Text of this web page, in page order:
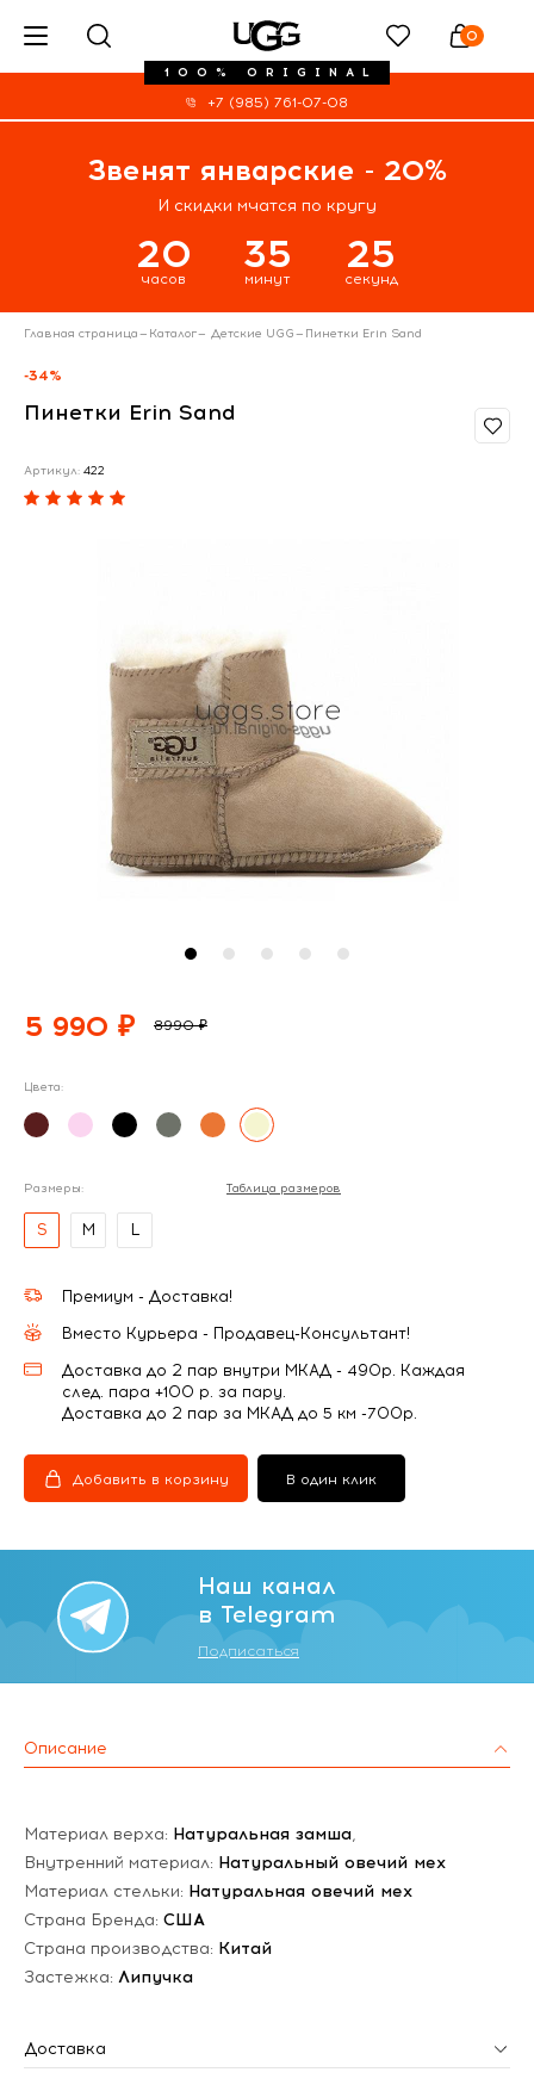
100% ORIGINAL
0
+7 (985) 761-07-08
Звенят январские - 20%
И скидки мчатся по кругу
20
часов
35
минут
24
секунд
Главная страница— Каталог— Детские UGG— Пинетки Erin Sand
-34%
Пинетки Erin Sand
Артикул: 422
5 990 ₽ 8990 ₽
Цвета:
Размеры: Таблица размеров
S M L
Премиум - Доставка!
Вместо Курьера - Продавец-Консультант!
Доставка до 2 пар внутри МКАД - 490р. Каждая
след. пара +100 р. за пару.
Доставка до 2 пар за МКАД до 5 км -700р.
Добавить в корзину В один клик
Наш канал
в Telegram
Подписаться
Описание
Материал верха: Натуральная замша,
Внутренний материал: Натуральный овечий мех
Материал стельки: Натуральная овечий мех
Страна Бренда: США
Страна производства: Китай
Застежка: Липучка
Доставка